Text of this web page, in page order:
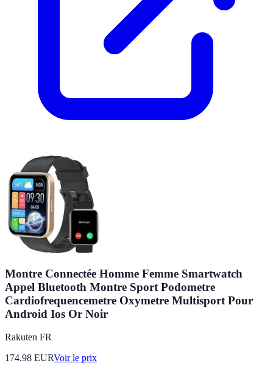
Montre Connectée Homme Femme Smartwatch
Appel Bluetooth Montre Sport Podometre
Cardiofrequencemetre Oxymetre Multisport Pour
Android Ios Or Noir
Rakuten FR
174.98 EURVoir le prix